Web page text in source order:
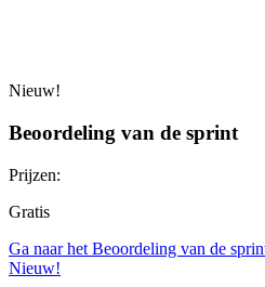
Nieuw!
Beoordeling van de sprint
Prijzen:
Gratis
Ga naar het Beoordeling van de
Nieuw!